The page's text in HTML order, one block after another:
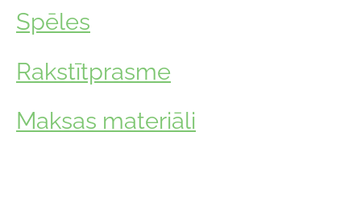
Spēles
Rakstītprasme
Maksas materiāli